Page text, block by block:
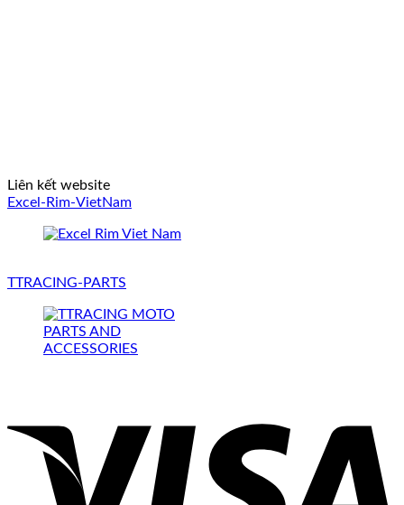
Liên kết website
Excel-Rim-VietNam
TTRACING-PARTS